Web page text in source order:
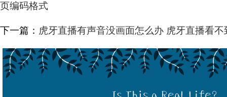
页编码格式
下一篇： 虎牙直播有声音没画面怎么办 虎牙直播看